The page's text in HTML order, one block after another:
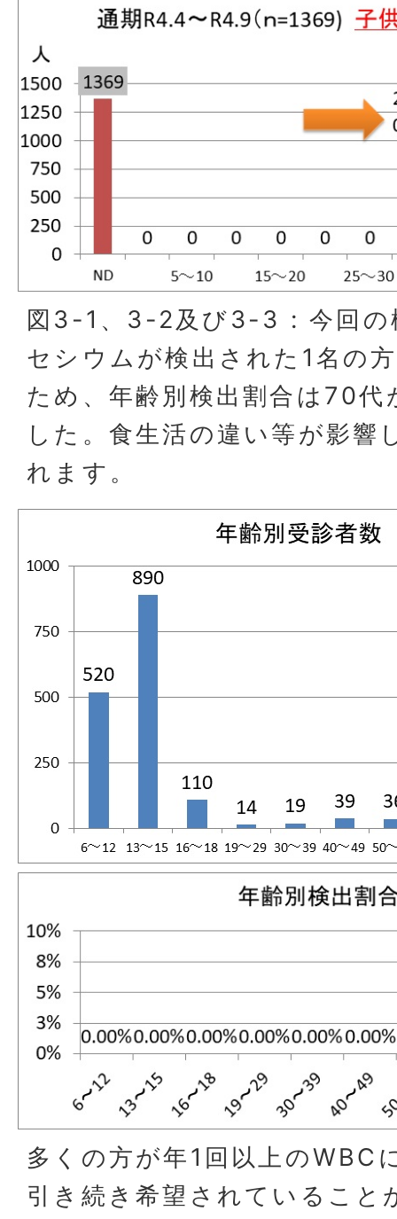
図3-1、3-2及び3-3 : 今回の
セシウムが検出された1名の
ため、年齢別検出割合は70
した。食生活の違い等が影響
れます。
多くの方が年1回以上のWBC
引き続き希望されていること